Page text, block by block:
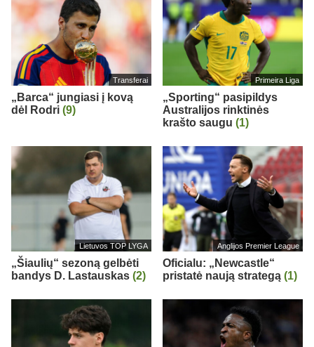
Transferai
„Barca“ jungiasi į kovą
dėl Rodri (9)
Primeira Liga
„Sporting“ pasipildys
Australijos rinktinės
krašto saugu (1)
Lietuvos TOP LYGA
„Šiaulių“ sezoną gelbėti
bandys D. Lastauskas (2)
Anglijos Premier League
Oficialu: „Newcastle“
pristatė naują strategą (1)